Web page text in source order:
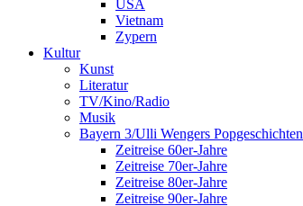
USA
Vietnam
Zypern
Kultur
Kunst
Literatur
TV/Kino/Radio
Musik
Bayern 3/Ulli Wengers Popgeschichten
Zeitreise 60er-Jahre
Zeitreise 70er-Jahre
Zeitreise 80er-Jahre
Zeitreise 90er-Jahre